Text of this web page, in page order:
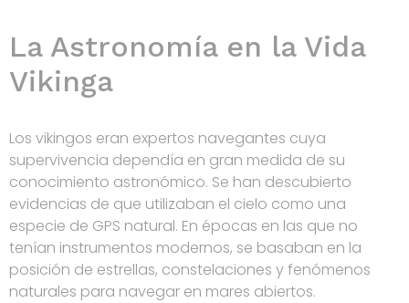
La Astronomía en la Vida
Vikinga
Los vikingos eran expertos navegantes cuya
supervivencia dependía en gran medida de su
conocimiento astronómico. Se han descubierto
evidencias de que utilizaban el cielo como una
especie de GPS natural. En épocas en las que no
tenían instrumentos modernos, se basaban en la
posición de estrellas, constelaciones y fenómenos
naturales para navegar en mares abiertos.